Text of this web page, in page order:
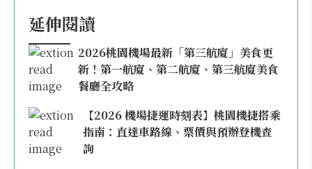
延伸閱讀
2026桃園機場最新「第三航廈」美食更
新！第一航廈、第二航廈、第三航廈美食
餐廳全攻略
【2026 機場捷運時刻表】桃園機捷搭乘
指南：直達車路線、票價與預辦登機查
詢